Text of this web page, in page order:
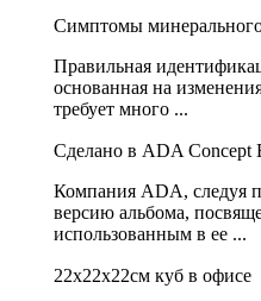
Симптомы
Правильная
основанная на
требует много ...
Сделано в ADA Concept
Компания ADA, следуя
версию альбома,
использованным в ее ...
22x22x22см куб в офисе